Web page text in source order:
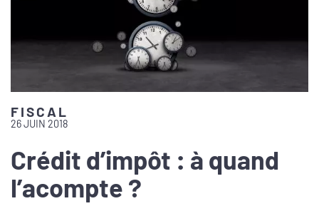
FISCAL
26 JUIN 2018
Crédit d’impôt : à quand
l’acompte ?